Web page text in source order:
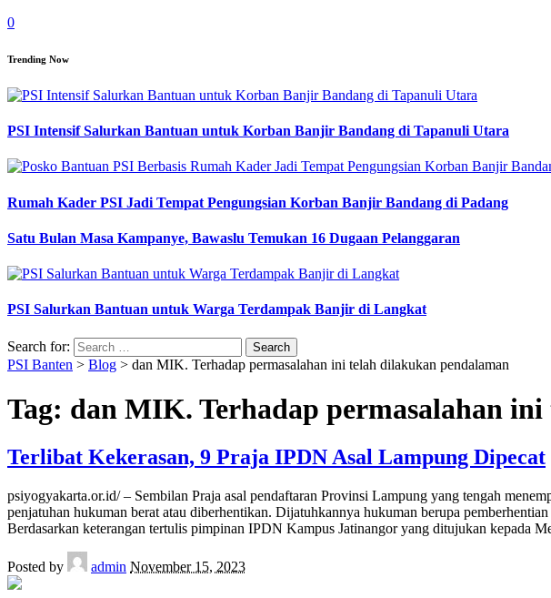
0
Trending Now
PSI Intensif Salurkan Bantuan untuk Korban Banjir Bandang di Tapanuli Utara
Rumah Kader PSI Jadi Tempat Pengungsian Korban Banjir Bandang di Padang
Satu Bulan Masa Kampanye, Bawaslu Temukan 16 Dugaan Pelanggaran
PSI Salurkan Bantuan untuk Warga Terdampak Banjir di Langkat
Search for:
PSI Banten > Blog > dan MIK. Terhadap permasalahan ini telah dilakukan pendalaman
Tag: dan MIK. Terhadap permasalahan
Terlibat Kekerasan, 9 Praja IPDN Asal Lampung Dipecat
psiyogyakarta.or.id/ – Sembilan Praja asal pendaftaran Provinsi Lampung yang tengah
penjatuhan hukuman berat atau diberhentikan. Dijatuhkannya hukuman berupa
Berdasarkan keterangan tertulis pimpinan IPDN Kampus Jatinangor yang ditujukan kepada
Posted by admin November 15, 2023